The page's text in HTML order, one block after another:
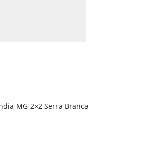
MG 2×2 Serra Branca